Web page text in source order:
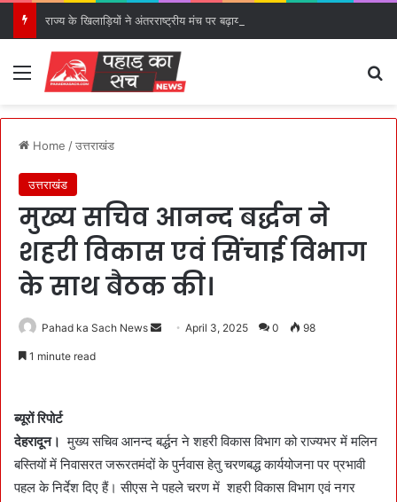
Menu
Home /उत्तराखंड
उत्तराखंड
मुख्य सचिव आनन्द बर्द्धन ने
शहरी विकास एवं सिंचाई विभाग
के साथ बैठक की।
Pahad ka Sach News
n
e
April 3, 2025 0 98
1 minute read
ब्यूरों रिपोर्ट
देहरादून। मुख्य सचिव आनन्द बर्द्धन ने शहरी विकास विभाग को राज्यभर में मलिन
बस्तियों में निवासरत जरूरतमंदों के पुर्नवास हेतु चरणबद्ध कार्ययोजना पर प्रभावी
पहल के निर्देश दिए हैं। सीएस ने पहले चरण में शहरी विकास विभाग एवं नगर